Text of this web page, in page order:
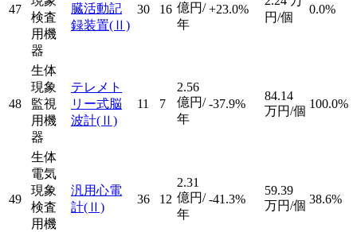
47
検査
用機
器
臓活動記
録装置(Ⅱ)
30 16 億円/
年
+23.0%
円/個
0.0%
48
生体
現象
監視
用機
器
テレメト
リー式脳
波計(Ⅱ)
11 7
2.56
億円/
年
-37.9%
84.14
万円/個
100.0%
49
生体
電気
現象
検査
用機
汎用心電
計(Ⅱ)
36 12
2.31
億円/
年
-41.3%
59.39
万円/個 38.6%